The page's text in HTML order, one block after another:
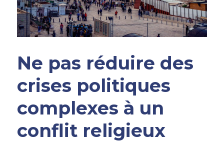
Ne pas réduire des
crises politiques
complexes à un
conflit religieux